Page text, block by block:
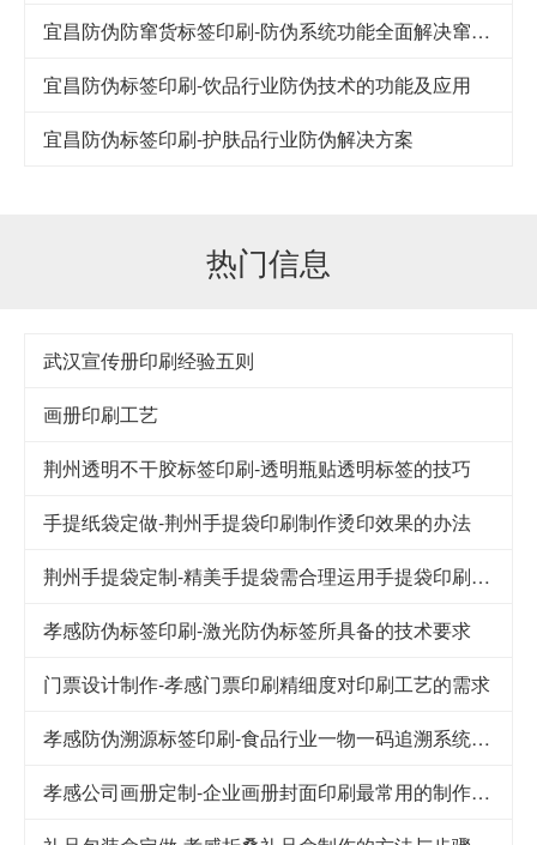
宜昌防伪防窜货标签印刷-防伪系统功能全面解决窜货难题
宜昌防伪标签印刷-饮品行业防伪技术的功能及应用
宜昌防伪标签印刷-护肤品行业防伪解决方案
热门信息
武汉宣传册印刷经验五则
画册印刷工艺
荆州透明不干胶标签印刷-透明瓶贴透明标签的技巧
手提纸袋定做-荆州手提袋印刷制作烫印效果的办法
荆州手提袋定制-精美手提袋需合理运用手提袋印刷技巧
孝感防伪标签印刷-激光防伪标签所具备的技术要求
门票设计制作-孝感门票印刷精细度对印刷工艺的需求
孝感防伪溯源标签印刷-食品行业一物一码追溯系统解决方案
孝感公司画册定制-企业画册封面印刷最常用的制作工艺